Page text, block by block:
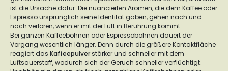
ist die Ursache dafür. Die nuancierten Aromen, die dem Kaffee oder
Espresso ursprünglich seine Identität gaben, gehen nach und
nach verloren, wenn er mit der Luft in Berührung kommt.
Bei ganzen Kaffeebohnen oder Espressobohnen dauert der
Vorgang wesentlich länger. Denn durch die größere Kontaktfläche
reagiert das Kaffeepulverstärker und schneller mit dem
Luftsauerstoff, wodurch sich der Geruch schneller verflüchtigt.